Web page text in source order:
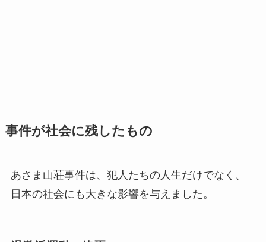
事件が社会に残したもの
あさま山荘事件は、犯人たちの人生だけでなく、
日本の社会にも大きな影響を与えました。